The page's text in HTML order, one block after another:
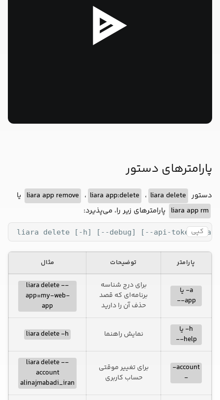
پارامترهای دستور
دستور liara delete ، liara app:delete ، liara app remove یا
liara app rm پارامترهای زیر را، می‌پذیرد:
کپی liara delete [-h] [--debug] [--api-token
پارامتر توضیحات مثال
a- یا
app--
برای درج شناسه
برنامه‌ای که قصد
حذف آن را دارید
liara delete --
app=my-web-
app
h- یا
help--
نمایش راهنما liara delete -h
account-
-
برای تغییر موقتی
حساب کاربری
liara delete --
account
alinajmabadi_iran